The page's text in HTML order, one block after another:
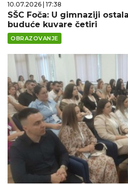
10.07.2026 | 17:38
SŠC Foča: U gimnaziji
buduće kuvare četiri
OBRAZOVANJE